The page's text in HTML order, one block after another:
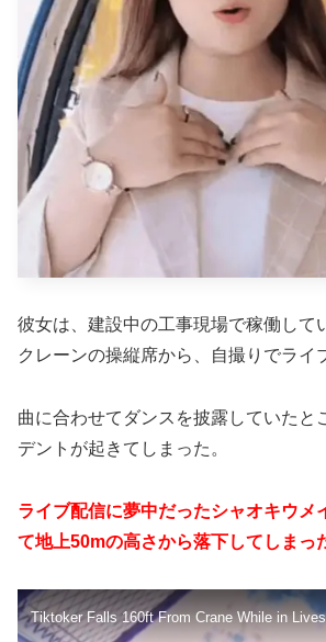
彼女は、建設中の工事現場で稼働して
クレーンの操縦席から、自撮りでライ
曲に合わせてダンスを披露していたと
デントが起きてしまった。
ライブ配信に夢中だったシャオキウメ
て地上50mの高さから落下してしまっ
Tiktoker Falls 160ft From Crane While in